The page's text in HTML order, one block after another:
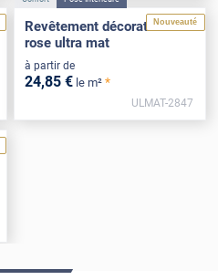
Nouveauté
Revêtement décoratif sable
rose ultra mat
à partir de
24,85 € le m² *
ULMAT-2847